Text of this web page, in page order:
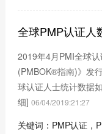
全球PMP认证人
2019年4月PMI全球
(PMBOK®指南)》发
球认证人士统计数据
细] 06/04/2019:21:27
关键词：PMP认证，